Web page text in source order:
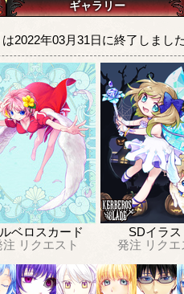
ギャラリー
2022年03月31日に終了しまし
ベロスカード
注 リクエスト
SDイラス
発注 リク